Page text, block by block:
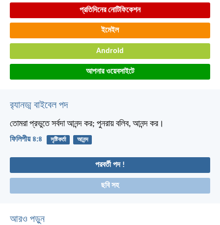
প্রতিদিনের নোটিফিকেশন
ইমেইল
Android
আপনার ওয়েবসাইটে
র‌্যানড্ম বাইবেল পদ
তোমরা প্রভুতে সর্বদা আনন্দ কর; পুনরায় বলিব, আনন্দ কর।
ফিলিপীয় ৪:৪ সৃষ্টিকর্তা আনন্দ
পরবর্তী পদ !
ছবি সহ
আরও পড়ুন